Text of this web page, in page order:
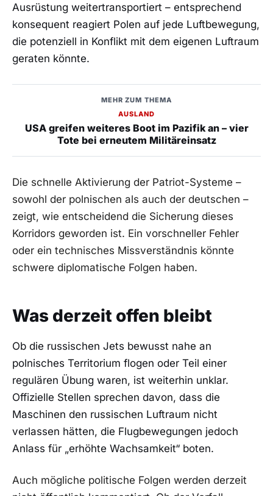
Ausrüstung weitertransportiert – entsprechend
konsequent reagiert Polen auf jede Luftbewegung,
die potenziell in Konflikt mit dem eigenen Luftraum
geraten könnte.
MEHR ZUM THEMA
AUSLAND
USA greifen weiteres Boot im Pazifik an – vier
Tote bei erneutem Militäreinsatz
Die schnelle Aktivierung der Patriot-Systeme –
sowohl der polnischen als auch der deutschen –
zeigt, wie entscheidend die Sicherung dieses
Korridors geworden ist. Ein vorschneller Fehler
oder ein technisches Missverständnis könnte
schwere diplomatische Folgen haben.
Was derzeit offen bleibt
Ob die russischen Jets bewusst nahe an
polnisches Territorium flogen oder Teil einer
regulären Übung waren, ist weiterhin unklar.
Offizielle Stellen sprechen davon, dass die
Maschinen den russischen Luftraum nicht
verlassen hätten, die Flugbewegungen jedoch
Anlass für „erhöhte Wachsamkeit“ boten.
Auch mögliche politische Folgen werden derzeit